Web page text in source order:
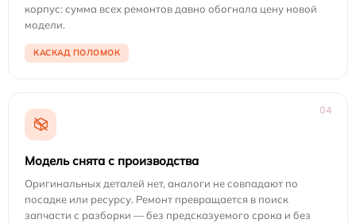
корпус: сумма всех ремонтов давно обогнала цену новой
модели.
КАСКАД ПОЛОМОК
04
Модель снята с производства
Оригинальных деталей нет, аналоги не совпадают по
посадке или ресурсу. Ремонт превращается в поиск
запчасти с разборки — без предсказуемого срока и без